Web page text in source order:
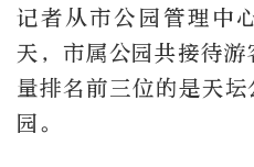
记者从市公园管理中
天，市属公园共接待
量排名前三位的是天
园。